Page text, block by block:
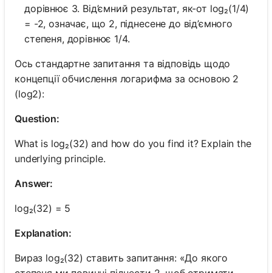
дорівнює 3. Від’ємний результат, як-от log₂(1/4)
= -2, означає, що 2, піднесене до від’ємного
степеня, дорівнює 1/4.
Ось стандартне запитання та відповідь щодо
концепції обчислення логарифма за основою 2
(log2):
Question:
What is log₂(32) and how do you find it? Explain the
underlying principle.
Answer:
log₂(32) = 5
Explanation:
Вираз log₂(32) ставить запитання: «До якого